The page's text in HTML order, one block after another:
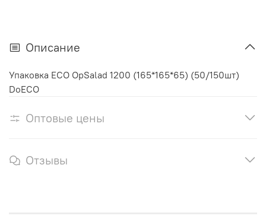
Описание
Упаковка ECO OpSalad 1200 (165*165*65) (50/150шт)
DoECO
Оптовые цены
Отзывы